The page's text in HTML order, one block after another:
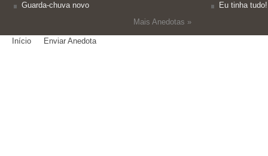
Guarda-chuva novo
Mais Anedotas »
Eu tinha tudo!
Início Enviar Anedota